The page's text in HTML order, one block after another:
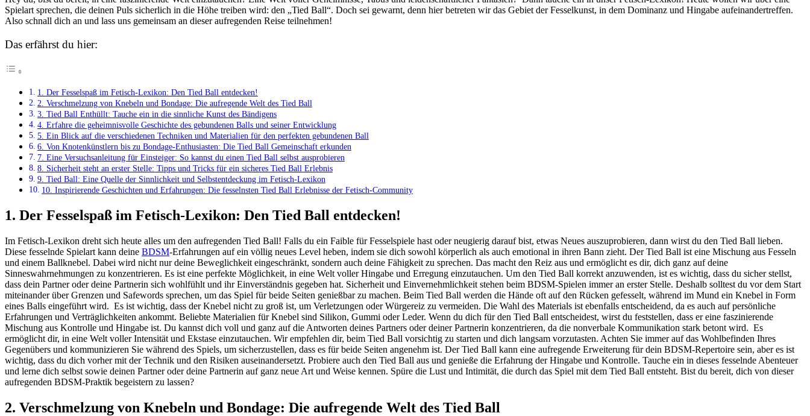
Spielart sprechen, die⁣ deinen Puls sicherlich in die Höhe treiben wird: den ⁢„Tied Ball“. Doch sei gewarnt, denn hier betreten wir das Gebiet der Fesselkunst, in ⁤dem ⁤Dominanz und Hingabe aufeinandertreffen.
Also schnall⁤ dich⁢ an⁣ und lass uns gemeinsam an dieser aufregenden Reise teilnehmen!
Das erfährst du hier:
1. Der Fesselspaß im Fetisch-Lexikon:‌ Den Tied Ball entdecken!
2. Verschmelzung von Knebeln und Bondage: Die aufregende Welt des Tied Ball
3.⁤ Tied ⁣Ball Enthüllt: Tauche ein in die sinnliche Kunst des Bändigens
4. Erfahre die geheimnisvolle Geschichte des gebundenen Balls und seiner Entwicklung
5. Ein Blick auf die verschiedenen Techniken und Materialien für den perfekten gebundenen⁢ Ball
6. Von ‌Knotenkünstlern bis zu Bondage-Enthusiasten: Die Tied ‍Ball Gemeinschaft erkunden
7. Eine Versuchsanleitung für Einsteiger: So kannst du⁤ einen Tied Ball selbst ausprobieren
8. ​Sicherheit steht an erster⁣ Stelle: Tipps und Tricks für ein sicheres Tied Ball Erlebnis
9. ‌Tied‍ Ball: Eine Quelle der Sinnlichkeit und Selbstentdeckung⁣ im Fetisch-Lexikon
10. Inspirierende Geschichten und Erfahrungen: Die fesselnsten Tied Ball Erlebnisse der Fetisch-Community
1. Der Fesselspaß im Fetisch-Lexikon:‌ Den Tied Ball entdecken!
Im Fetisch-Lexikon dreht sich heute alles⁤ um den aufregenden Tied Ball! Falls du ein Faible⁣ für Fesselspiele hast oder neugierig darauf bist, etwas Neues ⁣auszuprobieren, dann wirst du den Tied Ball lieben. ​
Diese fesselnde Spielart kann deine BDSM-Erfahrungen auf ein völlig⁤ neues Level heben, indem⁤ sie dich sowohl körperlich ⁤als auch emotional in⁤ ihren Bann zieht. Der Tied Ball ist eine Mischung aus Fesseln
und einem Ballknebel. Dabei wird⁣ nicht nur deine Beweglichkeit eingeschränkt,‌ sondern auch ⁢deine⁢ Fähigkeit zu sprechen. Das macht ⁤den Reiz aus und ermöglicht es dir, dich ganz auf deine
Sinneswahrnehmungen ​zu konzentrieren. Es‌ ist eine perfekte Möglichkeit, ‍in eine Welt ⁤voller Hingabe und Erregung einzutauchen. Um den Tied Ball korrekt ‌anzuwenden,⁢ ist es wichtig, dass‍ du sicher stellst,
dass dein Partner oder deine Partnerin sich wohlfühlt⁢ und ihr Einverständnis gegeben hat. Sicherheit und Einvernehmlichkeit stehen beim BDSM-Spielen immer⁤ an erster Stelle. Deshalb solltest du vor dem Start
miteinander über Grenzen und Safewords sprechen, um ⁢das Spiel für ‍beide Seiten genießbar zu machen. Beim Tied ⁣Ball werden die Hände oft auf den Rücken gefesselt, während im Mund ein Knebel in Form
eines Balls eingeführt wird. ‍ Es ist wichtig, dass der ​Knebel nicht zu⁢ groß ist, um Verletzungen oder Würgereiz zu⁤ vermeiden. Die Wahl des Materials ist ebenfalls entscheidend, da es‍ auch auf persönliche
Erfahrungen ‍und Verträglichkeiten ankommt. Beliebte Materialien für Knebel sind Silikon,‌ Gummi⁤ oder Leder.‍ Wenn du‌ dich‌ für den ​Tied Ball entscheidest, ‌wirst du feststellen, dass er eine ‌faszinierende
Mischung aus ⁤Kontrolle und Hingabe ist. Du‍ kannst dich voll und ganz auf⁢ die Antworten deines Partners oder deiner Partnerin konzentrieren, da die nonverbale Kommunikation stark betont wird. ‌ Es
ermöglicht dir, in eine Welt voller Intensität und Ekstase einzutauchen. Wir​ empfehlen dir, beim Tied Ball ⁣vorsichtig zu starten und dich langsam vorzutasten. Achten Sie immer auf das Wohlbefinden Ihres
Gegenübers und ‍kommunizieren Sie während ⁣des Spiels, um sicherzustellen, dass es für ​beide​ Seiten angenehm ⁤ist. Der Tied Ball kann eine aufregende Erweiterung für ⁤dein​ BDSM-Repertoire sein, aber es ist
wichtig, dass du ‍dich ​vorher mit der Technik und den Risiken auseinandersetzt.‌ Probiere auch den Tied Ball aus und genieße ⁣die Erfahrung der Hingabe und Kontrolle.‍ Tauche ein in dieses ⁤fesselnde Abenteuer
und lerne dich selbst sowie deinen Partner oder deine Partnerin ⁢auf ganz neue ‌Art und Weise⁣ kennen. Spüre die ​Lust und Intimität,⁤ die durch das Spiel mit dem Tied Ball entsteht. Bist du bereit, dich​ von dieser
aufregenden BDSM-Praktik begeistern zu lassen?
2. Verschmelzung von Knebeln und Bondage: Die aufregende Welt des Tied Ball